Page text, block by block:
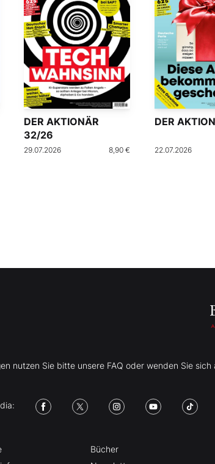
DER AKTIONÄR
32/26
29.07.2026 8,90 €
DER
22.07.2026
nutzen Sie bitte unsere FAQ oder wenden Sie
Bücher